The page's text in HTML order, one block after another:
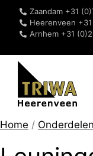
Zaandam +31
Heerenveen
Arnhem +31
Home / Onderdelen